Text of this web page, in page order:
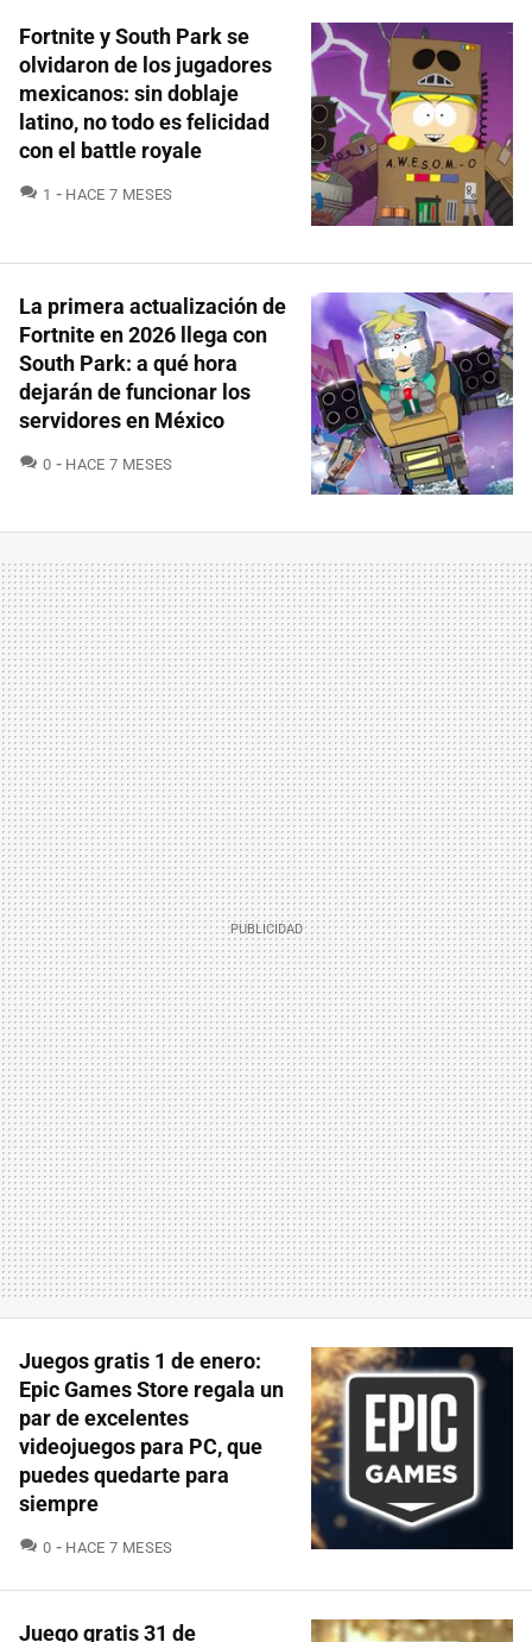
Fortnite y South Park se
olvidaron de los jugadores
mexicanos: sin doblaje
latino, no todo es felicidad
con el battle royale
1 COMENTARIOS
HACE 7 MESES
La primera actualización de
Fortnite en 2026 llega con
South Park: a qué hora
dejarán de funcionar los
servidores en México
0 COMENTARIOS
HACE 7 MESES
Juegos gratis 1 de enero:
Epic Games Store regala un
par de excelentes
videojuegos para PC, que
puedes quedarte para
siempre
0 COMENTARIOS
HACE 7 MESES
Juego gratis 31 de